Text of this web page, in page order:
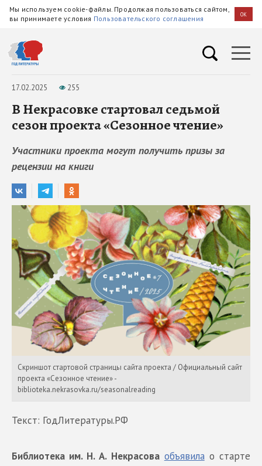
Мы используем cookie-файлы. Продолжая пользоваться сайтом,
вы принимаете условия Пользовательского соглашения OK
17.02.2025 255
В Некрасовке стартовал седьмой
сезон проекта «Сезонное чтение»
Участники проекта могут получить призы за
рецензии на книги
Скриншот стартовой страницы сайта проекта / Официальный сайт
проекта «Сезонное чтение» -
biblioteka.nekrasovka.ru/seasonalreading
Текст: ГодЛитературы.РФ
Библиотека им. Н. А. Некрасова объявилао старте